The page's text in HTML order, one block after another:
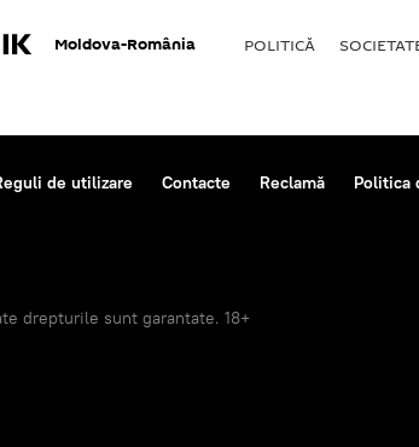
Moldova-România POLITICĂ
de utilizare Contacte Reclamă Politica
drepturile sunt garantate. 18+